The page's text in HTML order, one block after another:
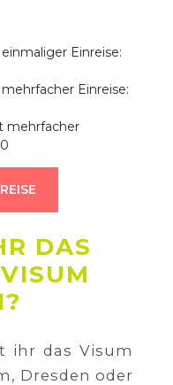
Einreise:
Einreise:
mehrfacher
DAS
ihr das Visum
Dresden oder